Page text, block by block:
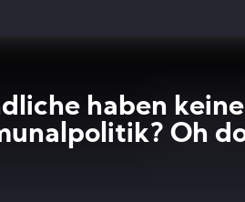
haben
Oh